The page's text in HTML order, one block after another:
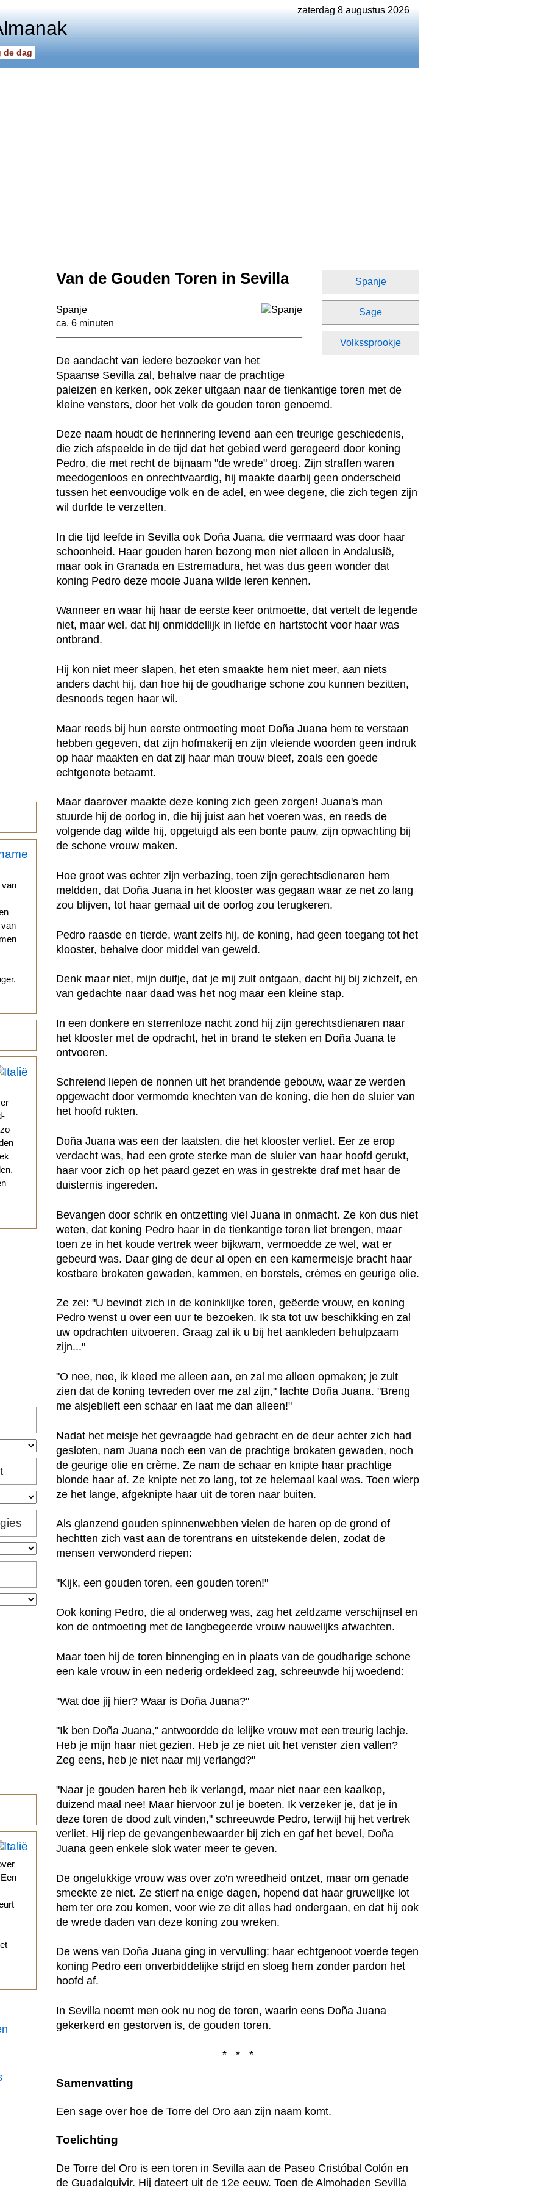
zaterdag 8 augustus 2026
de dag
van
Spanje
Sage
Volkssprookje
Van de Gouden Toren in Sevilla
Spanje
ca. 6 minuten
De aandacht van iedere bezoeker van het
Spaanse Sevilla zal, behalve naar de prachtige
paleizen en kerken, ook zeker uitgaan naar de tienkantige toren met de
kleine vensters, door het volk de gouden toren genoemd.
Deze naam houdt de herinnering levend aan een treurige geschiedenis,
die zich afspeelde in de tijd dat het gebied werd geregeerd door koning
Pedro, die met recht de bijnaam "de wrede" droeg. Zijn straffen waren
meedogenloos en onrechtvaardig, hij maakte daarbij geen onderscheid
tussen het eenvoudige volk en de adel, en wee degene, die zich tegen zijn
wil durfde te verzetten.
In die tijd leefde in Sevilla ook Doña Juana, die vermaard was door haar
schoonheid. Haar gouden haren bezong men niet alleen in Andalusië,
maar ook in Granada en Estremadura, het was dus geen wonder dat
koning Pedro deze mooie Juana wilde leren kennen.
Wanneer en waar hij haar de eerste keer ontmoette, dat vertelt de legende
niet, maar wel, dat hij onmiddellijk in liefde en hartstocht voor haar was
ontbrand.
Hij kon niet meer slapen, het eten smaakte hem niet meer, aan niets
anders dacht hij, dan hoe hij de goudharige schone zou kunnen bezitten,
desnoods tegen haar wil.
Maar reeds bij hun eerste ontmoeting moet Doña Juana hem te verstaan
hebben gegeven, dat zijn hofmakerij en zijn vleiende woorden geen indruk
op haar maakten en dat zij haar man trouw bleef, zoals een goede
echtgenote betaamt.
Maar daarover maakte deze koning zich geen zorgen! Juana's man
stuurde hij de oorlog in, die hij juist aan het voeren was, en reeds de
volgende dag wilde hij, opgetuigd als een bonte pauw, zijn opwachting bij
de schone vrouw maken.
Hoe groot was echter zijn verbazing, toen zijn gerechtsdienaren hem
meldden, dat Doña Juana in het klooster was gegaan waar ze net zo lang
zou blijven, tot haar gemaal uit de oorlog zou terugkeren.
Pedro raasde en tierde, want zelfs hij, de koning, had geen toegang tot het
klooster, behalve door middel van geweld.
Denk maar niet, mijn duifje, dat je mij zult ontgaan, dacht hij bij zichzelf, en
van gedachte naar daad was het nog maar een kleine stap.
In een donkere en sterrenloze nacht zond hij zijn gerechtsdienaren naar
het klooster met de opdracht, het in brand te steken en Doña Juana te
ontvoeren.
Schreiend liepen de nonnen uit het brandende gebouw, waar ze werden
opgewacht door vermomde knechten van de koning, die hen de sluier van
het hoofd rukten.
Doña Juana was een der laatsten, die het klooster verliet. Eer ze erop
verdacht was, had een grote sterke man de sluier van haar hoofd gerukt,
haar voor zich op het paard gezet en was in gestrekte draf met haar de
duisternis ingereden.
Bevangen door schrik en ontzetting viel Juana in onmacht. Ze kon dus niet
weten, dat koning Pedro haar in de tienkantige toren liet brengen, maar
toen ze in het koude vertrek weer bijkwam, vermoedde ze wel, wat er
gebeurd was. Daar ging de deur al open en een kamermeisje bracht haar
kostbare brokaten gewaden, kammen, en borstels, crèmes en geurige olie.
Ze zei: "U bevindt zich in de koninklijke toren, geëerde vrouw, en koning
Pedro wenst u over een uur te bezoeken. Ik sta tot uw beschikking en zal
uw opdrachten uitvoeren. Graag zal ik u bij het aankleden behulpzaam
zijn..."
"O nee, nee, ik kleed me alleen aan, en zal me alleen opmaken; je zult
zien dat de koning tevreden over me zal zijn," lachte Doña Juana. "Breng
me alsjeblieft een schaar en laat me dan alleen!"
Nadat het meisje het gevraagde had gebracht en de deur achter zich had
gesloten, nam Juana noch een van de prachtige brokaten gewaden, noch
de geurige olie en crème. Ze nam de schaar en knipte haar prachtige
blonde haar af. Ze knipte net zo lang, tot ze helemaal kaal was. Toen wierp
ze het lange, afgeknipte haar uit de toren naar buiten.
Als glanzend gouden spinnenwebben vielen de haren op de grond of
hechtten zich vast aan de torentrans en uitstekende delen, zodat de
mensen verwonderd riepen:
"Kijk, een gouden toren, een gouden toren!"
Ook koning Pedro, die al onderweg was, zag het zeldzame verschijnsel en
kon de ontmoeting met de langbegeerde vrouw nauwelijks afwachten.
Maar toen hij de toren binnenging en in plaats van de goudharige schone
een kale vrouw in een nederig ordekleed zag, schreeuwde hij woedend:
"Wat doe jij hier? Waar is Doña Juana?"
"Ik ben Doña Juana," antwoordde de lelijke vrouw met een treurig lachje.
Heb je mijn haar niet gezien. Heb je ze niet uit het venster zien vallen?
Zeg eens, heb je niet naar mij verlangd?"
"Naar je gouden haren heb ik verlangd, maar niet naar een kaalkop,
duizend maal nee! Maar hiervoor zul je boeten. Ik verzeker je, dat je in
deze toren de dood zult vinden," schreeuwde Pedro, terwijl hij het vertrek
verliet. Hij riep de gevangenbewaarder bij zich en gaf het bevel, Doña
Juana geen enkele slok water meer te geven.
De ongelukkige vrouw was over zo'n wreedheid ontzet, maar om genade
smeekte ze niet. Ze stierf na enige dagen, hopend dat haar gruwelijke lot
hem ter ore zou komen, voor wie ze dit alles had ondergaan, en dat hij ook
de wrede daden van deze koning zou wreken.
De wens van Doña Juana ging in vervulling: haar echtgenoot voerde tegen
koning Pedro een onverbiddelijke strijd en sloeg hem zonder pardon het
hoofd af.
In Sevilla noemt men ook nu nog de toren, waarin eens Doña Juana
gekerkerd en gestorven is, de gouden toren.
* * *
Samenvatting
Een sage over hoe de Torre del Oro aan zijn naam komt.
Toelichting
De Torre del Oro is een toren in Sevilla aan de Paseo Cristóbal Colón en
de Guadalquivir. Hij dateert uit de 12e eeuw. Toen de Almohaden Sevilla